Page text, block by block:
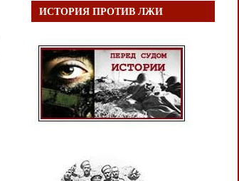
ИСТОРИЯ ПРОТИВ ЛЖИ